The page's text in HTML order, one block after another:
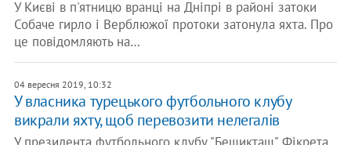
У Києві в п'ятницю вранці на Дніпрі в районі затоки
Собаче гирло і Верблюжої протоки затонула яхта. Про
це повідомляють на…
04 вересня 2019, 10:32
У власника турецького футбольного клубу
викрали яхту, щоб перевозити нелегалів